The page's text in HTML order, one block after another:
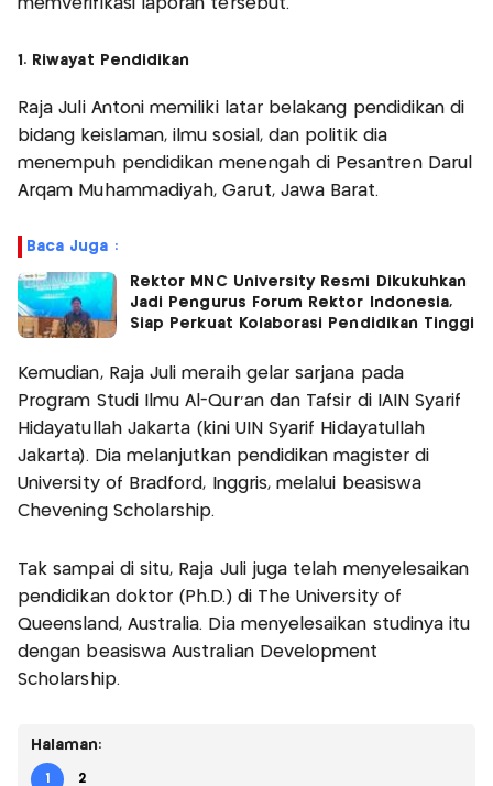
memverifikasi laporan tersebut.
1. Riwayat Pendidikan
Raja Juli Antoni memiliki latar belakang pendidikan di
bidang keislaman, ilmu sosial, dan politik dia
menempuh pendidikan menengah di Pesantren Darul
Arqam Muhammadiyah, Garut, Jawa Barat.
Baca Juga :
Rektor MNC University Resmi Dikukuhkan
Jadi Pengurus Forum Rektor Indonesia,
Siap Perkuat Kolaborasi Pendidikan Tinggi
Kemudian, Raja Juli meraih gelar sarjana pada
Program Studi Ilmu Al-Qur'an dan Tafsir di IAIN Syarif
Hidayatullah Jakarta (kini UIN Syarif Hidayatullah
Jakarta). Dia melanjutkan pendidikan magister di
University of Bradford, Inggris, melalui beasiswa
Chevening Scholarship.
Tak sampai di situ, Raja Juli juga telah menyelesaikan
pendidikan doktor (Ph.D.) di The University of
Queensland, Australia. Dia menyelesaikan studinya itu
dengan beasiswa Australian Development
Scholarship.
Halaman:
1 2